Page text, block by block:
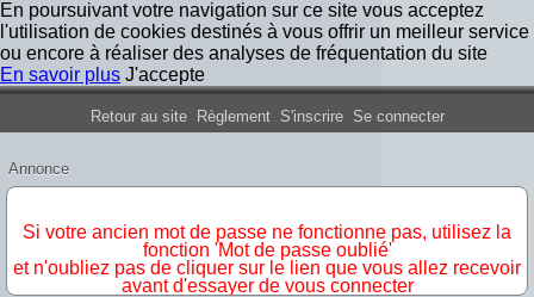
En poursuivant votre navigation sur ce site vous acceptez
l'utilisation de cookies destinés à vous offrir un meilleur service
ou encore à réaliser des analyses de fréquentation du site
En savoir plus J'accepte
Forum Iron Maiden France
Retour au site Règlement S'inscrire Se connecter
Annonce
Si votre ancien mot de passe ne fonctionne pas, utilisez la
fonction 'Mot de passe oublié'
et n'oubliez pas de cliquer sur le lien que vous allez recevoir
avant d'essayer de vous connecter